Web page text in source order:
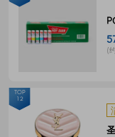
(
TOP
12